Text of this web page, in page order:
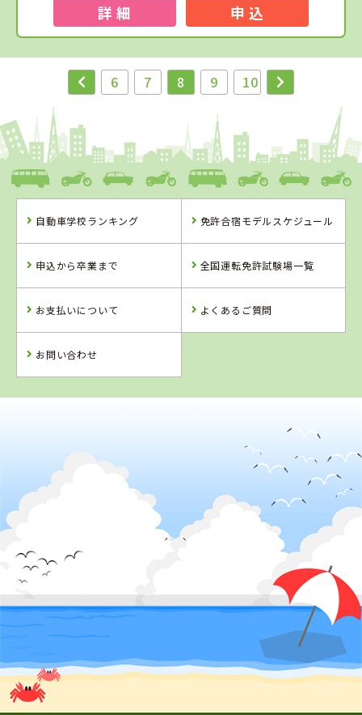
詳 細 申 込
6 7 8 9 10
自動車学校ランキング 免許合宿モデルスケジュール
申込から卒業まで 全国運転免許試験場一覧
お支払いについて よくあるご質問
お問い合わせ